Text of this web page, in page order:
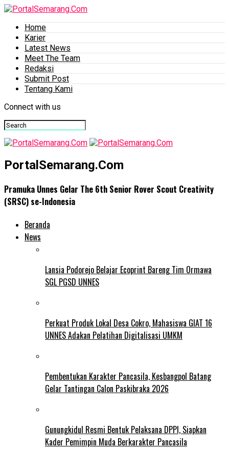
Home
Karier
Latest News
Meet The Team
Redaksi
Submit Post
Tentang Kami
Connect with us
PortalSemarang.Com
Pramuka Unnes Gelar The 6th Senior Rover Scout Creativity
(SRSC) se-Indonesia
Beranda
News
Lansia Podorejo Belajar Ecoprint Bareng Tim Ormawa
SGL PGSD UNNES
Perkuat Produk Lokal Desa Cokro, Mahasiswa GIAT 16
UNNES Adakan Pelatihan Digitalisasi UMKM
Pembentukan Karakter Pancasila, Kesbangpol Batang
Gelar Tantingan Calon Paskibraka 2026
Gunungkidul Resmi Bentuk Pelaksana DPPI, Siapkan
Kader Pemimpin Muda Berkarakter Pancasila